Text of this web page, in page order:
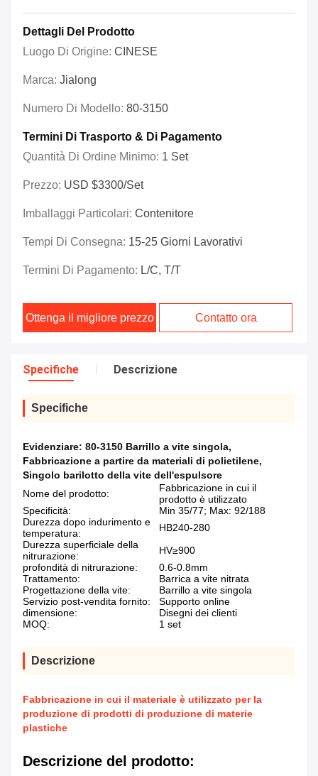
Dettagli Del Prodotto
Luogo Di Origine: CINESE
Marca: Jialong
Numero Di Modello: 80-3150
Termini Di Trasporto & Di Pagamento
Quantità Di Ordine Minimo: 1 Set
Prezzo: USD $3300/set
Imballaggi Particolari: Contenitore
Tempi Di Consegna: 15-25 Giorni Lavorativi
Termini Di Pagamento: L/C, T/T
Ottenga il migliore prezzo Contatto ora
Specifiche Descrizione
Specifiche
Evidenziare: 80-3150 Barrillo a vite singola,
Fabbricazione a partire da materiali di polietilene,
Singolo barilotto della vite dell'espulsore
Nome del prodotto:
Fabbricazione in cui il
prodotto è utilizzato
Specificità:
Min 35/77; Max: 92/188
Durezza dopo indurimento e
temperatura:
HB240-280
Durezza superficiale della
nitrurazione:
HV≥900
profondità di nitrurazione:
0.6-0.8mm
Trattamento:
Barrica a vite nitrata
Progettazione della vite:
Barrillo a vite singola
Servizio post-vendita fornito:
Supporto online
dimensione:
Disegni dei clienti
MOQ:
1 set
Descrizione
Fabbricazione in cui il materiale è utilizzato per la
produzione di prodotti di produzione di materie
plastiche
Descrizione del prodotto: